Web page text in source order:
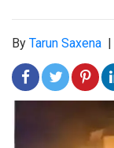
By Tarun Saxena